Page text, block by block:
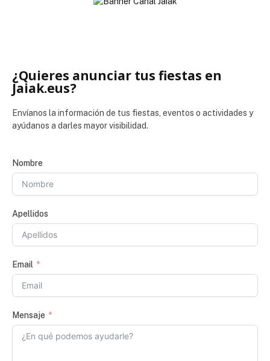
¿Quieres anunciar tus fiestas en
Jaiak.eus?
Envíanos la información de tus fiestas, eventos o actividades y
ayúdanos a darles mayor visibilidad.
Nombre
Apellidos
Email
Mensaje